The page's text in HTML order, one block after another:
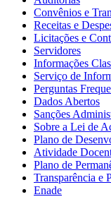
Convênios e
Receitas e
Licitações e
Servidores
Informações
Serviço de
Perguntas
Dados Abertos
Sanções
Sobre a Lei de
Plano de
Atividade
Plano de
Transparência e
Enade